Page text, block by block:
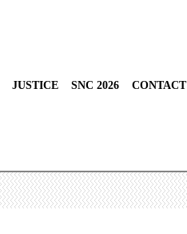
JUSTICE SNC 2026 CONTACT